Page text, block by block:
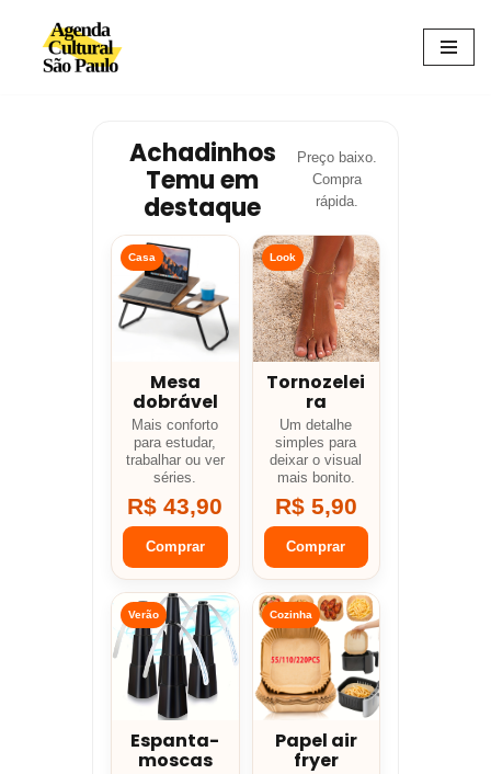
Avançar
Achadinhos
Temu em
destaque
Preço baixo.
Compra
rápida.
Casa
Mesa
dobrável
Mais conforto
para estudar,
trabalhar ou ver
séries.
R$ 43,90
Comprar
Look
Tornozelei
ra
Um detalhe
simples para
deixar o visual
mais bonito.
R$ 5,90
Comprar
Verão
Espanta-
moscas
Cozinha
Papel air
fryer